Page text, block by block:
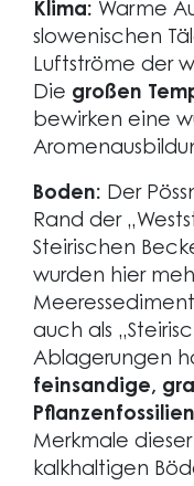
Klima: Warme
slowenischen
Luftströme der
Die großen
bewirken eine
Boden: Der
Rand der
Steirischen
wurden hier
auch als
Ablagerungen
feinsandige,
Pflanzenfossilien
Merkmale
kalkhaltigen